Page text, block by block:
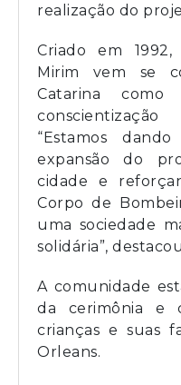
realização do
Criado em
Mirim vem se
Catarina
“Estamos
expansão do
cidade e
Corpo de
uma sociedade
solidária”,
A comunidade
da cerimônia e
crianças e suas
Orleans.